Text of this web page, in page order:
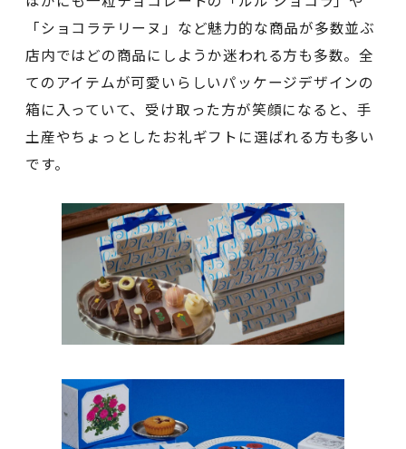
「ショコラテリーヌ」など魅力的な商品が多数並ぶ
店内ではどの商品にしようか迷われる方も多数。全
てのアイテムが可愛いらしいパッケージデザインの
箱に入っていて、受け取った方が笑顔になると、手
土産やちょっとしたお礼ギフトに選ばれる方も多い
です。